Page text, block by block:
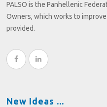
PALSO is the Panhellenic
Owners, which works to
provided.
New Ideas